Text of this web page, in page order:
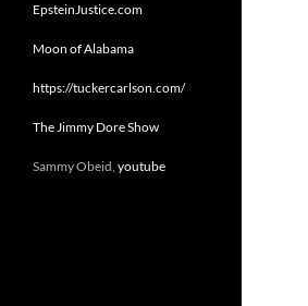
EpsteinJustice.com
Moon of Alabama
https://tuckercarlson.com/
The Jimmy Dore Show
Sammy Obeid, youtube